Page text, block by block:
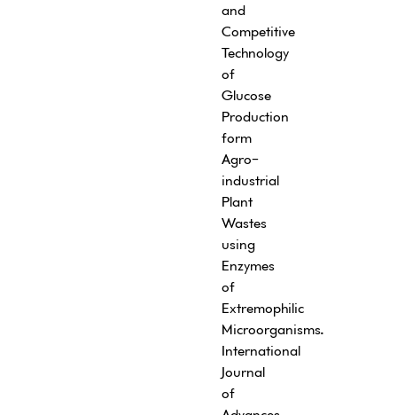
and
Competitive
Technology
of
Glucose
Production
form
Agro-
industrial
Plant
Wastes
using
Enzymes
of
Extremophilic
Microorganisms.
International
Journal
of